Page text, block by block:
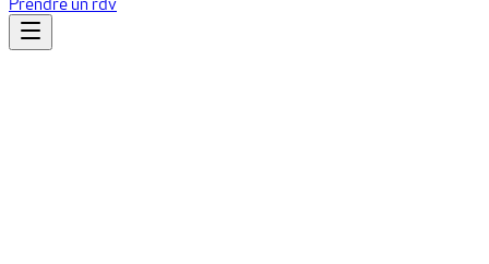
Prendre un rdv